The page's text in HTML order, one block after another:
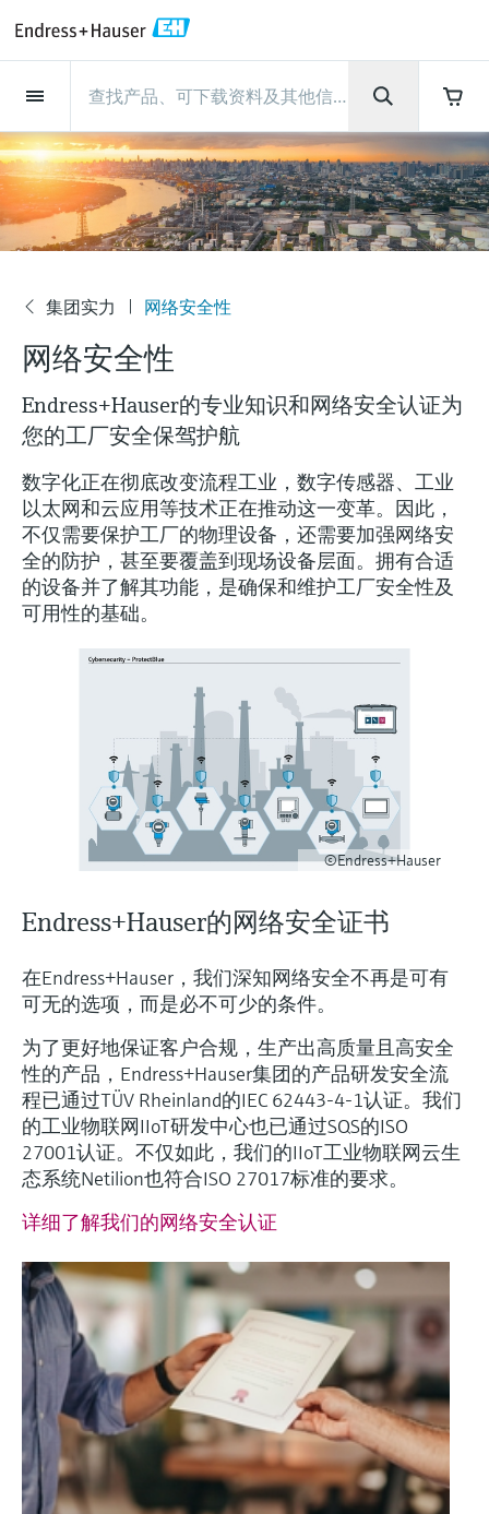
现场仪表
流量
物位测量
液体分析
温度测量
压力测量
系统产品
光学分析
Netilion IIoT
通过产品筛选，选择测量仪表
通过产品特性查找适当的测量设备、软件或
系统组件。
通过应用参数查找、选择并配置产品
Device Viewer
查找产品具体信息和文档
备件查找工具
您可通过产品型号、订单代码或序列号，轻
松查找所需备件。
流量
电磁流量计
科里奥利质量流量计
超声波流量计
涡街流量计
热式质量流量计
Differential pressure flow
measurement
选购全部
物位测量
雷达物位测量
Vibronic point level detection
导波雷达物位测量
超声波物位测量
电容物位测量
静压液位测量
Conductive level measurement
Float switch level measurement
放射线物位测量
伺服液位测量
机电式物位测量
微波限位栅物位测量
Level measurement with pressure
选购全部
液体分析
pH电极和变送器
电导率传感器和变送器
浊度传感器和变送器
氯传感器和变送器
溶解氧传感器和变送器
实验室检测仪表和便携式pH计
全自动水质采样仪
TOC、COD和SAC分析仪
ORP电极和变送器
污泥界面传感器和变送器
营养盐分析仪和传感器
金属分析仪
微波传输测量原理
Memosens数字技术
选购全部
温度测量
温度变送器
工业温度计
保护套管
高温型温度计
卫生型温度计
紧凑型温度计
温度开关
表面温度计
线缆式温度计
压力测量
绝压和表压测量
差压测量
选购全部
系统产品
数据管理仪&数据记录仪
过程测控仪
电源和安全栅
WirelessHART解决方案
网关和调制解调器
设备配置用平板电脑
能量管理仪和应用管理仪
浪涌保护器
选购全部
光学分析
TDLAS和QF分析仪
拉曼光谱分析仪
排放监测解决方案
颗粒测量设备
数字分析仪解决方案
过程气体分析仪
空气质量测量装置
烟雾探测器
视距测量仪
Netilion IIoT
Netilion Value
Netilion Health
Netilion Analytics
Netilion Library
Netilion Inventory
Netilion Connect
Netilion Device Viewer
Netilion Water
服务产品
Project and commissioning services
技术支持服务
仪表维护
仪表性能优化服务
View all
Project and commissioning
services
仪表调试服务
技术支持服务
远程技术支持
远程资产监控
Process Instrumentation Courses
仪表维护
验证服务
现场仪表校准服务
预防性维护服务
Repair of measuring instruments
仪表性能优化服务
校准报告分析
优化校准间隔时间
动态现场仪表评价和分析服务
行业应用
食品与饮料
水务和环境：保护 —— 节约 —— 提高
石油与天然气：促进能源转型，实
生命科学：创新技术助推卓越运营
化工：深化合作，助推可持续成功
电力与能源
采矿、矿物加工及冶金：打造可持
续的未来
公用工程：可靠使用蒸汽
所有行业的关注焦点
工业领域的可持续发展解决方案
数字化驱动流程工业转型升级
决策级过程透明度，赋能卓越运营
支持
快速获取服务支持！
技术支持中心 —— Endress+Hauser提供全方
位服务，与您相伴前行
搜索和下载技术手册, 宣传资料, 出版物, 软
学习
学习中心
学习中心 - 探索Endress+Hauser学习平台上
的指导课程与资源，随时随地提升技能。
活动和培训
根据需要，从培训、研讨会、展会、峰会或
在线研讨会等各种活动中灵活选择。
公司
Endress+Hauser集团
生产中心
集团实力
客户案例
新闻与案例
活动和培训
您的Endress+Hauser职业生涯
Endress+Hauser集团
公司概况
Endress+Hauser在中国
恩德斯豪斯科技中国
财务业绩
集团管理层
发展历程
文化与价值观
可持续发展
关联公司
生产中心
物位和压力测量
Endress+Hauser流量
Endress+Hauser 液体分析
温度+系统产品
Endress+Hauser 数字解决方案
Endress+Hauser 光学分析
Endress+Hauser SICK
Endress+Hauser Technology China
集团实力
过程安全性
网络安全性
过程自动化项目流程
My Endress+Hauser
建立电子采购流程，从容应对未来
需求
新闻与案例
新闻与案例总览
所有文章
新闻稿
事实速览
媒体活动
活动和培训
培训
研讨会
展览会
在线研讨会和回放
峰会
线下活动
查找市场活动及培训
您的Endress+Hauser职业生
涯
Explore open positions
更多工作机会
德国耶拿分析仪器公司的工作机会
会
Job opportunities at
Endress+Hauser SICK
司
集团实力 网络安全性
网络安全性
Endress+Hauser的专业知识和网络安全认证为
您的工厂安全保驾护航
数字化正在彻底改变流程工业，数字传感器、工业
以太网和云应用等技术正在推动这一变革。因此，
不仅需要保护工厂的物理设备，还需要加强网络安
全的防护，甚至要覆盖到现场设备层面。拥有合适
的设备并了解其功能，是确保和维护工厂安全性及
可用性的基础。
©Endress+Hauser
Endress+Hauser的网络安全证书
在Endress+Hauser，我们深知网络安全不再是可有
可无的选项，而是必不可少的条件。
为了更好地保证客户合规，生产出高质量且高安全
性的产品，Endress+Hauser集团的产品研发安全流
程已通过TÜV Rheinland的IEC 62443-4-1认证。我们
的工业物联网IIoT研发中心也已通过SQS的ISO
27001认证。不仅如此，我们的IIoT工业物联网云生
态系统Netilion也符合ISO 27017标准的要求。
详细了解我们的网络安全认证